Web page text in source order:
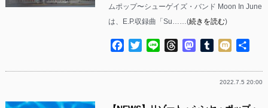
ムポップ〜シューゲイズ・バンド Moon In June
は、E.P.収録曲「Su……(続きを読む)
Facebook
TwitterLine ThreadsMastodon
Tumblr
Mixi
2022.7.5 20:00